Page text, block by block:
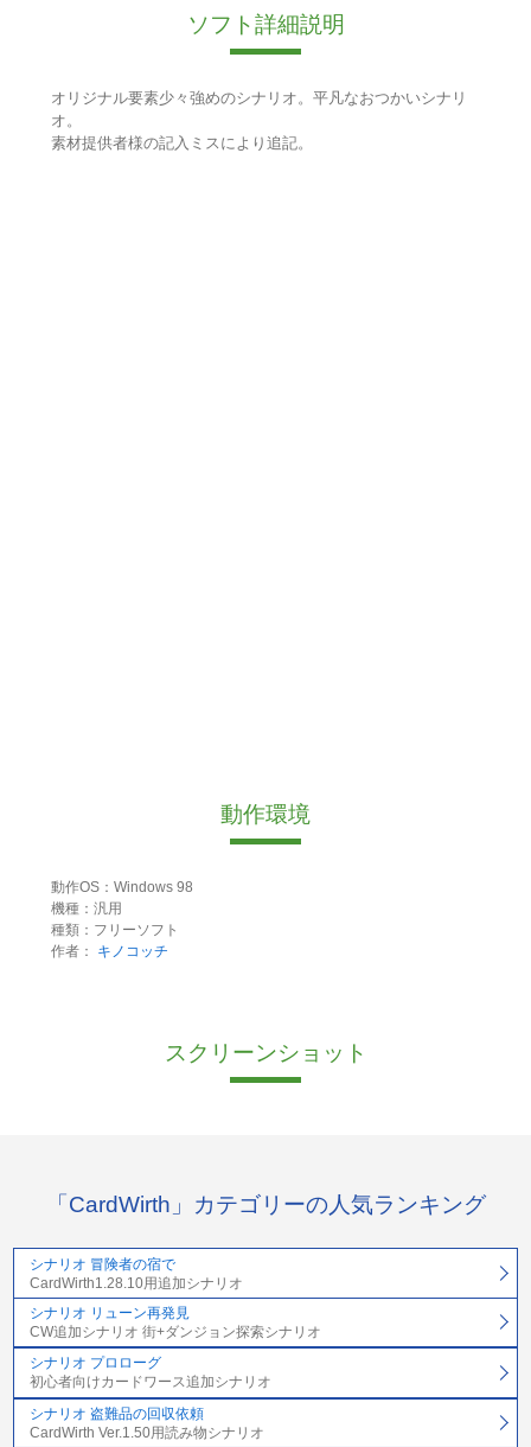
ソフト詳細説明
オリジナル要素少々強めのシナリオ。平凡なおつかいシナリ
オ。
素材提供者様の記入ミスにより追記。
動作環境
動作OS：Windows 98
機種：汎用
種類：フリーソフト
作者：
キノコッチ
スクリーンショット
「CardWirth」カテゴリーの人気ランキング
シナリオ 冒険者の宿で
CardWirth1.28.10用追加シナリオ
シナリオ リューン再発見
CW追加シナリオ 街+ダンジョン探索シナリオ
シナリオ プロローグ
初心者向けカードワース追加シナリオ
シナリオ 盗難品の回収依頼
CardWirth Ver.1.50用読み物シナリオ